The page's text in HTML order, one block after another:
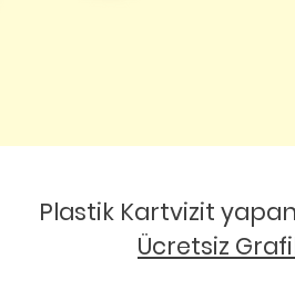
Plastik Kartvizit
Ücretsiz